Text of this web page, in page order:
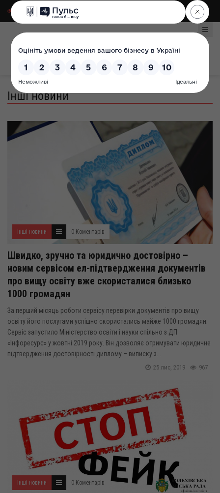
Для слабозорих|
Інші новини
Інші новини 0 Коментарів
Швидко, зручно та юридично достовірно –
новим сервісом ел-підтвердження документів
про вищу освіту вже скористалися близько
1000 громадян
За перший місяць роботи сервісу перевірки документів про вищу
освіту його послугами успішно скористались майже 1000 громадян.
Сервіс запустило Міністерство освіти і науки спільно з ДП
«Інфоресурс» у жовтні 2019 року. Він дозволяє отримувати юридичне
підтвердження достовірності диплому – виписку з...
967
25 лис, 2019
Інші новини 0 Коментарів